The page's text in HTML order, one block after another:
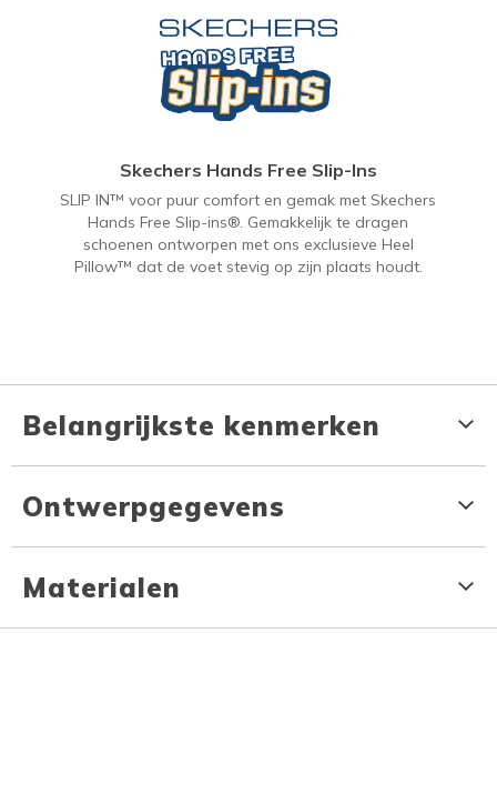
Skechers Hands Free Slip-Ins
SLIP IN™ voor puur comfort en gemak met Skechers
Hands Free Slip-ins®. Gemakkelijk te dragen
schoenen ontworpen met ons exclusieve Heel
Pillow™ dat de voet stevig op zijn plaats houdt.
Belangrijkste kenmerken
Ontwerpgegevens
Materialen